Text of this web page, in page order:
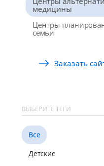
медицины
Центры
семьи
Заказать
ВЫБЕРИТЕ ТЕГИ
Все
Детские